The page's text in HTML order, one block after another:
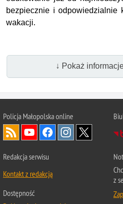
bezpiecznie i odpowiedzialnie
wakacji.
↓ Pokaż
Policja Małopolska online
Redakcja serwisu
Kontakt z redakcją
Dostępność
z